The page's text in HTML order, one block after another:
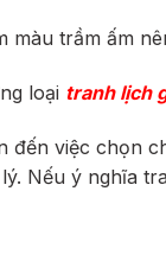
màu trầm ấm
loại tranh lịch
đến việc chọn
Nếu ý nghĩa